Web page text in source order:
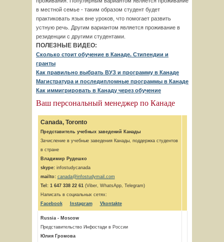
в местной семье - таким образом студент будет
практиковать язык вне уроков, что помогает развить
устную речь. Другим вариантом является проживание в
резиденции с другими студентами.
ПОЛЕЗНЫЕ ВИДЕО:
Сколько стоит обучение в Канаде. Стипендии и
гранты
Как правильно выбрать ВУЗ и программу в Канаде
Магистратура и последипломные программы в Канаде
Как иммигрировать в Канаду через обучение
Ваш персональный менеджер по Канаде
Canada, Toronto
Представитель учебных заведений Канады
Зачисление в учебные заведения Канады, поддержка студентов
в стране
Владимир Рудешко
skype:infostudycanada
mailto: canada@infostudymail.com
Tel: 1 647 338 22 61 (Viber, WhatsApp, Telegram)
Написать в социальных сетях:
Facebook
Instagram Vkontakte
Russia - Moscow
Представительство Инфостади в России
Юлия Громова